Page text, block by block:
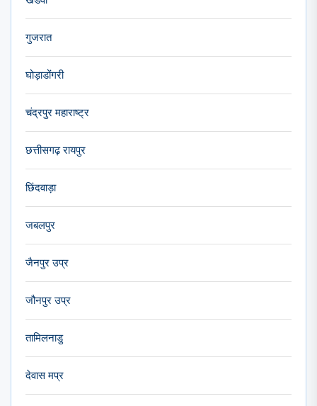
गुजरात
घोड़ाडोंगरी
चंद्रपुर महाराष्ट्र
छत्तीसगढ़ रायपुर
छिंदवाड़ा
जबलपुर
जैनपुर उप्र
जौनपुर उप्र
तामिलनाडु
देवास मप्र